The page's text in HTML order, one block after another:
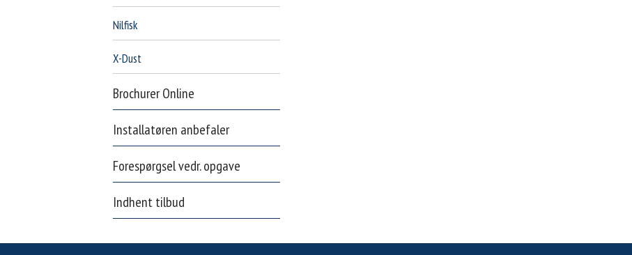
Nilfisk
X-Dust
Brochurer Online
Installatøren anbefaler
Forespørgsel vedr. opgave
Indhent tilbud